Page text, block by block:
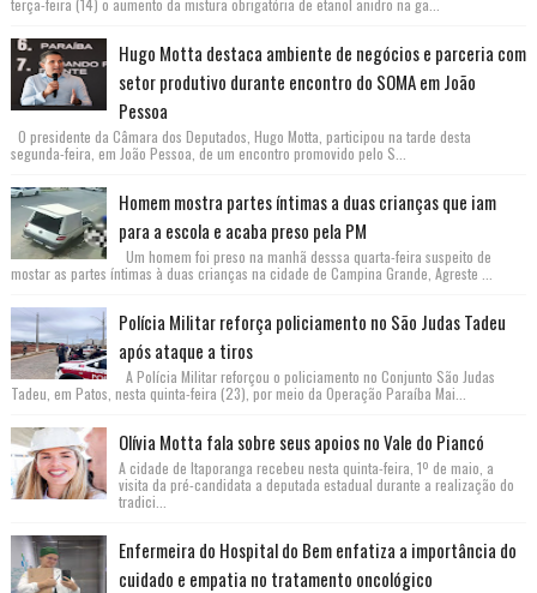
terça-feira (14) o aumento da mistura obrigatória de etanol anidro na ga...
Hugo Motta destaca ambiente de negócios e parceria com
setor produtivo durante encontro do SOMA em João
Pessoa
O presidente da Câmara dos Deputados, Hugo Motta, participou na tarde desta
segunda-feira, em João Pessoa, de um encontro promovido pelo S...
Homem mostra partes íntimas a duas crianças que iam
para a escola e acaba preso pela PM
Um homem foi preso na manhã desssa quarta-feira suspeito de
mostar as partes íntimas à duas crianças na cidade de Campina Grande, Agreste ...
Polícia Militar reforça policiamento no São Judas Tadeu
após ataque a tiros
A Polícia Militar reforçou o policiamento no Conjunto São Judas
Tadeu, em Patos, nesta quinta-feira (23), por meio da Operação Paraíba Mai...
Olívia Motta fala sobre seus apoios no Vale do Piancó
A cidade de Itaporanga recebeu nesta quinta-feira, 1º de maio, a
visita da pré-candidata a deputada estadual durante a realização do
tradici...
Enfermeira do Hospital do Bem enfatiza a importância do
cuidado e empatia no tratamento oncológico